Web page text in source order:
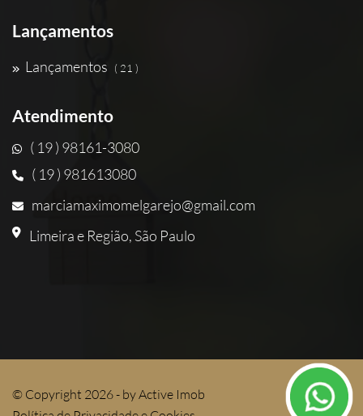
Lançamentos
Lançamentos ( 21 )
Atendimento
( 19 ) 98161-3080
( 19 ) 981613080
marciamaximomelgarejo@gmail.com
Limeira e Região, São Paulo
© Copyright 2026 - byActive Imob